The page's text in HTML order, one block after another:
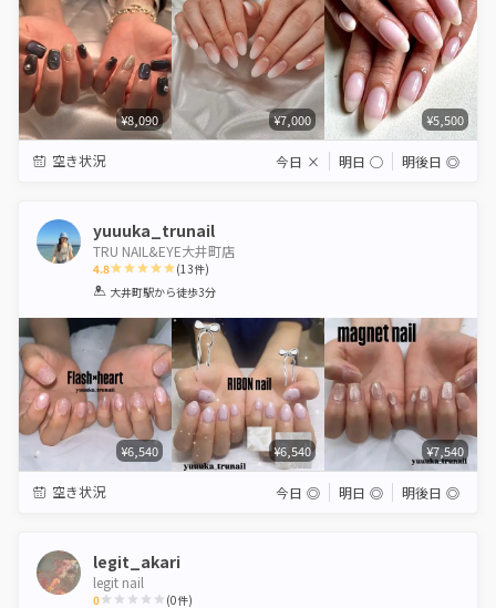
¥8,090 ¥7,000 ¥5,500
空き状況 今日 × 明日 ◯ 明後日 ◎
yuuuka_trunail
TRU NAIL&EYE大井町店
4.8
1 2 3 4 5
(13件)
大井町駅から徒歩3分
¥6,540 ¥6,540 ¥7,540
空き状況 今日 ◎ 明日 ◎ 明後日 ◎
legit_akari
legit nail
0 (0件)